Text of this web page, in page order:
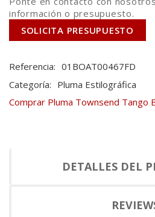
información o presupuesto.
SOLICITA PRESUPUESTO
Referencia: 01BOAT00467FD
Categoría: Pluma Estilográfica
Comprar Pluma Townsend Tango
DETALLES DEL